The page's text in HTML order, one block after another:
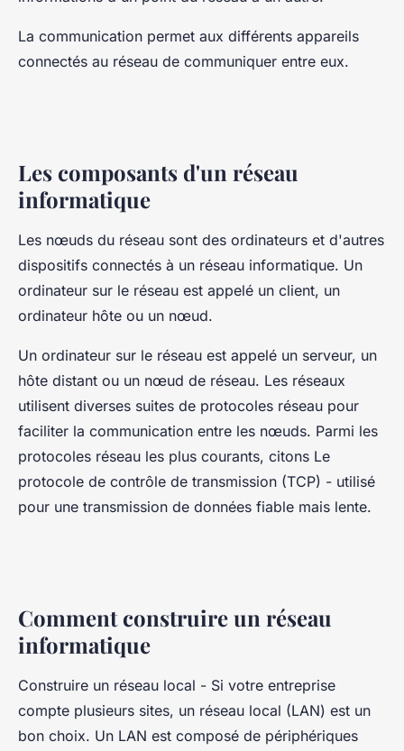
La communication permet aux différents appareils
connectés au réseau de communiquer entre eux.
Les composants d'un réseau
informatique
Les nœuds du réseau sont des ordinateurs et d'autres
dispositifs connectés à un réseau informatique. Un
ordinateur sur le réseau est appelé un client, un
ordinateur hôte ou un nœud.
Un ordinateur sur le réseau est appelé un serveur, un
hôte distant ou un nœud de réseau. Les réseaux
utilisent diverses suites de protocoles réseau pour
faciliter la communication entre les nœuds. Parmi les
protocoles réseau les plus courants, citons Le
protocole de contrôle de transmission (TCP) - utilisé
pour une transmission de données fiable mais lente.
Comment construire un réseau
informatique
Construire un réseau local - Si votre entreprise
compte plusieurs sites, un réseau local (LAN) est un
bon choix. Un LAN est composé de périphériques